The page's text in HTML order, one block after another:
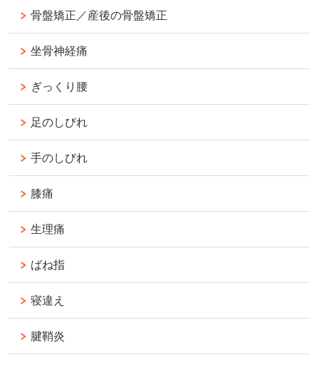
骨盤矯正／産後の骨盤矯正
坐骨神経痛
ぎっくり腰
足のしびれ
手のしびれ
膝痛
生理痛
ばね指
寝違え
腱鞘炎